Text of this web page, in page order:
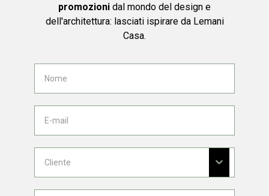
promozioni dal mondo del design e
dell'architettura: lasciati ispirare da Lemani
Casa.